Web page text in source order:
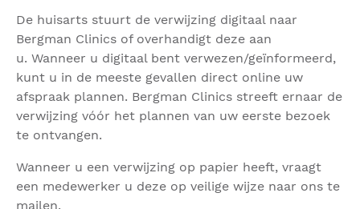
De huisarts stuurt de verwijzing digitaal naar
Bergman Clinics of overhandigt deze aan
u. Wanneer u digitaal bent verwezen/geïnformeerd,
kunt u in de meeste gevallen direct online uw
afspraak plannen. Bergman Clinics streeft ernaar de
verwijzing vóór het plannen van uw eerste bezoek
te ontvangen.
Wanneer u een verwijzing op papier heeft, vraagt
een medewerker u deze op veilige wijze naar ons te
mailen.